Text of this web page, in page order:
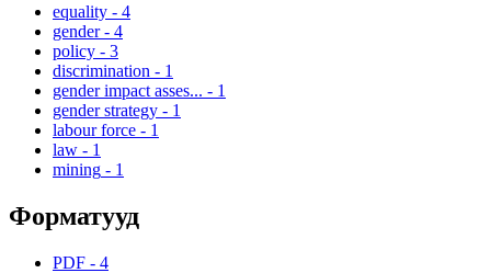
equality - 4
gender - 4
policy - 3
discrimination - 1
gender impact asses... - 1
gender strategy - 1
labour force - 1
law - 1
mining - 1
Форматууд
PDF - 4